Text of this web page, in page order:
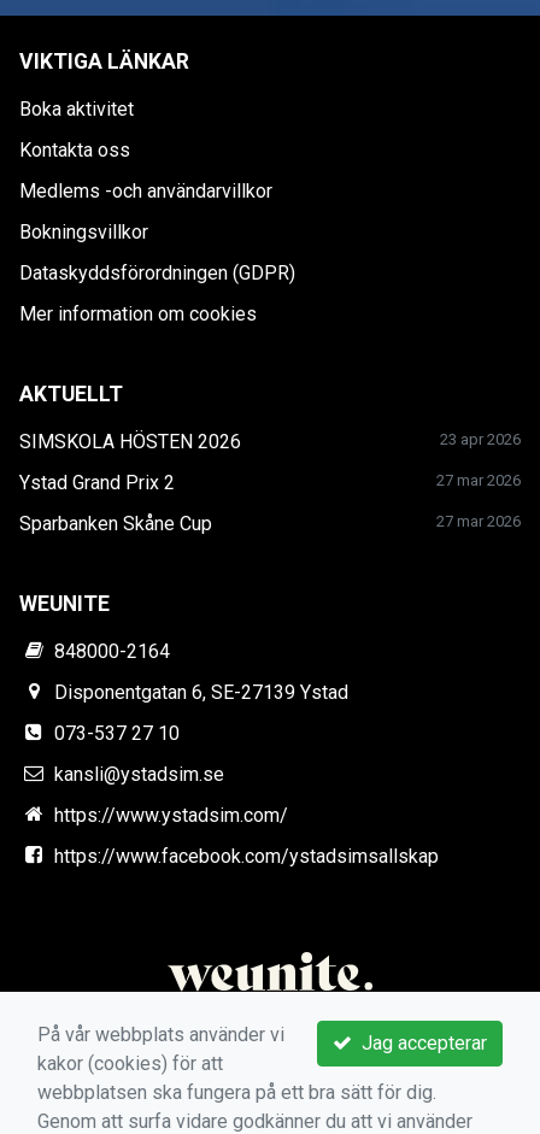
VIKTIGA LÄNKAR
Boka aktivitet
Kontakta oss
Medlems -och användarvillkor
Bokningsvillkor
Dataskyddsförordningen (GDPR)
Mer information om cookies
AKTUELLT
SIMSKOLA HÖSTEN 2026 23 apr 2026
Ystad Grand Prix 2 27 mar 2026
Sparbanken Skåne Cup 27 mar 2026
WEUNITE
848000-2164
Disponentgatan 6, SE-27139 Ystad
073-537 27 10
kansli@ystadsim.se
https://www.ystadsim.com/
https://www.facebook.com/ystadsimsallskap
Jag accepterar
På vår webbplats använder vi
kakor (cookies) för att
webbplatsen ska fungera på ett bra sätt för dig.
Genom att surfa vidare godkänner du att vi använder